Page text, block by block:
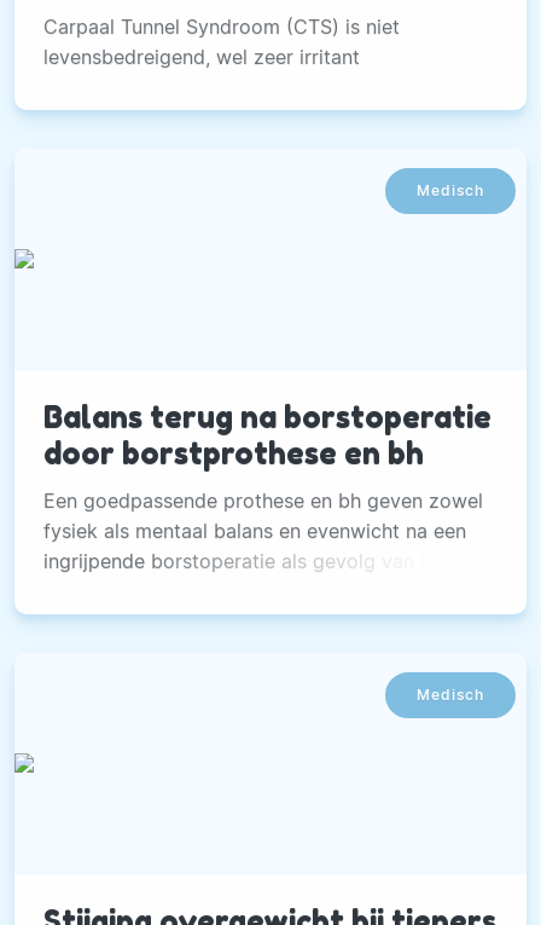
Carpaal Tunnel Syndroom (CTS) is niet
levensbedreigend, wel zeer irritant
Medisch
Balans terug na borstoperatie
door borstprothese en bh
Een goedpassende prothese en bh geven zowel
fysiek als mentaal balans en evenwicht na een
ingrijpende borstoperatie als gevolg van kanker.
Medisch